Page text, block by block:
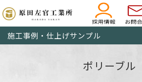
施工事例・仕上げサンプル
ポリーブル